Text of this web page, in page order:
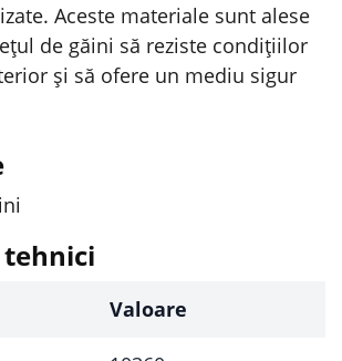
Aceste materiale sunt alese
de găini să reziste condițiilor
și să ofere un mediu sigur
Valoare